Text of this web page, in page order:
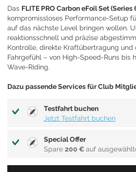
Das FLITE PRO Carbon eFoil Set (Series
kompromissloses Performance-Setup
auf das nächste Level bringen wollen.
reaktionsschnell und präzise
Kontrolle, direkte Kraftübertragung und
Fahrgefühl – von High-Speed-Runs bis
Wave-Riding.
Dazu passende Services für Club
Testfahrt buchen
Jetzt Testfahrt buchen
Special Offer
Spare 200 €auf